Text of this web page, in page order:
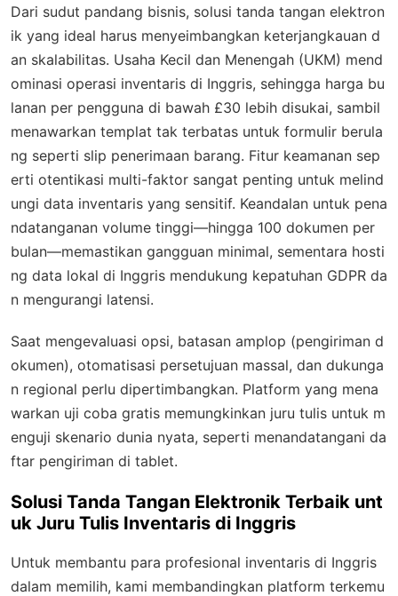
Dari sudut pandang bisnis, solusi tanda tangan elektron
ik yang ideal harus menyeimbangkan keterjangkauan d
an skalabilitas. Usaha Kecil dan Menengah (UKM) mend
ominasi operasi inventaris di Inggris, sehingga harga bu
lanan per pengguna di bawah £30 lebih disukai, sambil
menawarkan templat tak terbatas untuk formulir berula
ng seperti slip penerimaan barang. Fitur keamanan sep
erti otentikasi multi-faktor sangat penting untuk melind
ungi data inventaris yang sensitif. Keandalan untuk pena
ndatanganan volume tinggi—hingga 100 dokumen per
bulan—memastikan gangguan minimal, sementara hosti
ng data lokal di Inggris mendukung kepatuhan GDPR da
n mengurangi latensi.
Saat mengevaluasi opsi, batasan amplop (pengiriman d
okumen), otomatisasi persetujuan massal, dan dukunga
n regional perlu dipertimbangkan. Platform yang mena
warkan uji coba gratis memungkinkan juru tulis untuk m
enguji skenario dunia nyata, seperti menandatangani da
ftar pengiriman di tablet.
Solusi Tanda Tangan Elektronik Terbaik unt
uk Juru Tulis Inventaris di Inggris
Untuk membantu para profesional inventaris di Inggris
dalam memilih, kami membandingkan platform terkemu